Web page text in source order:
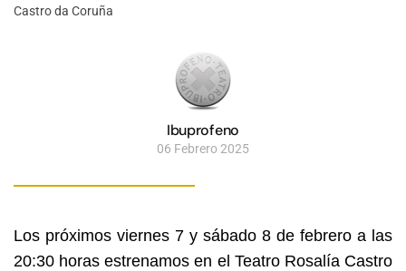
Castro da Coruña
Ibuprofeno
06 Febrero 2025
Los próximos viernes 7 y sábado 8 de febrero a las
20:30 horas estrenamos en el Teatro Rosalía Castro